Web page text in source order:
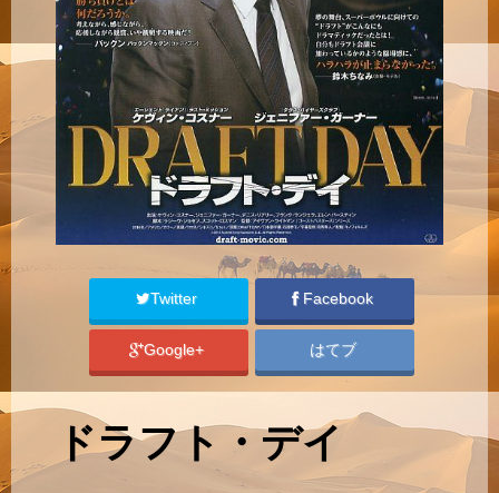
Twitter Facebook
Google+ はてブ
ドラフト・デイ